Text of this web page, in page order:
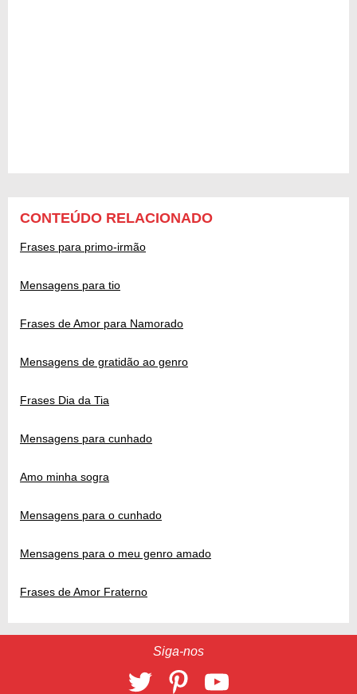
CONTEÚDO RELACIONADO
Frases para primo-irmão
Mensagens para tio
Frases de Amor para Namorado
Mensagens de gratidão ao genro
Frases Dia da Tia
Mensagens para cunhado
Amo minha sogra
Mensagens para o cunhado
Mensagens para o meu genro amado
Frases de Amor Fraterno
Siga-nos